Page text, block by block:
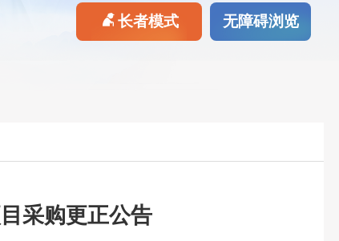
长者模式 无障碍浏览
采购更正公告